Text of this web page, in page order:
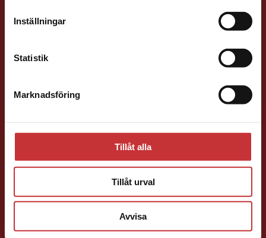
Inställningar
Statistik
Marknadsföring
Tillåt alla
Tillåt urval
Avvisa
Redaktionschef Svenska/Engelska
E-post
Ylva Strömberg